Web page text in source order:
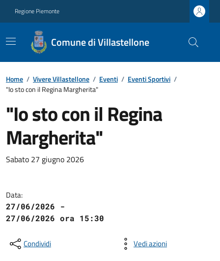
Regione Piemonte
Comune di Villastellone
Home / Vivere Villastellone / Eventi / Eventi Sportivi /
"Io sto con il Regina Margherita"
"Io sto con il Regina
Margherita"
Sabato 27 giugno 2026
Data:
27/06/2026 -
27/06/2026 ora 15:30
Condividi Vedi azioni